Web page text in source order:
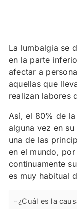
La lumbalgia se
en la parte
afectar a
aquellas que
realizan labores
Así, el 80% de
alguna vez en
una de las
en el mundo,
continuamente
es muy habitual
Contenidos
¿Cuál es la